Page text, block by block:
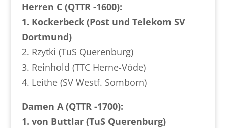
Herren C (QTTR -1600):
1. Kockerbeck (Post und Telekom SV
Dortmund)
2. Rzytki (TuS Querenburg)
3. Reinhold (TTC Herne-Vöde)
4. Leithe (SV Westf. Somborn)
Damen A (QTTR -1700):
1. von Buttlar (TuS Querenburg)